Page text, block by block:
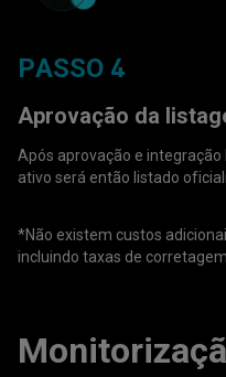
PASSO 4
Aprovação da
Após aprovação e
ativo será então listado
*Não existem custos
incluindo taxas de